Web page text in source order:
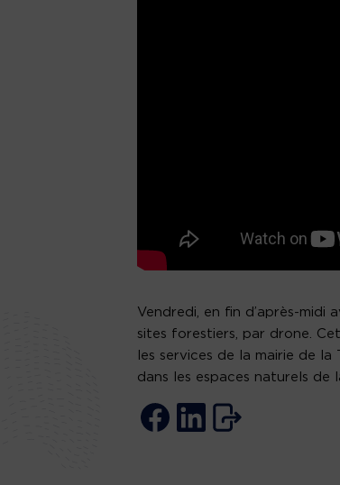
Vendredi, en fin d’après-
sites forestiers, par drone.
les services de la mairie de
dans les espaces naturels